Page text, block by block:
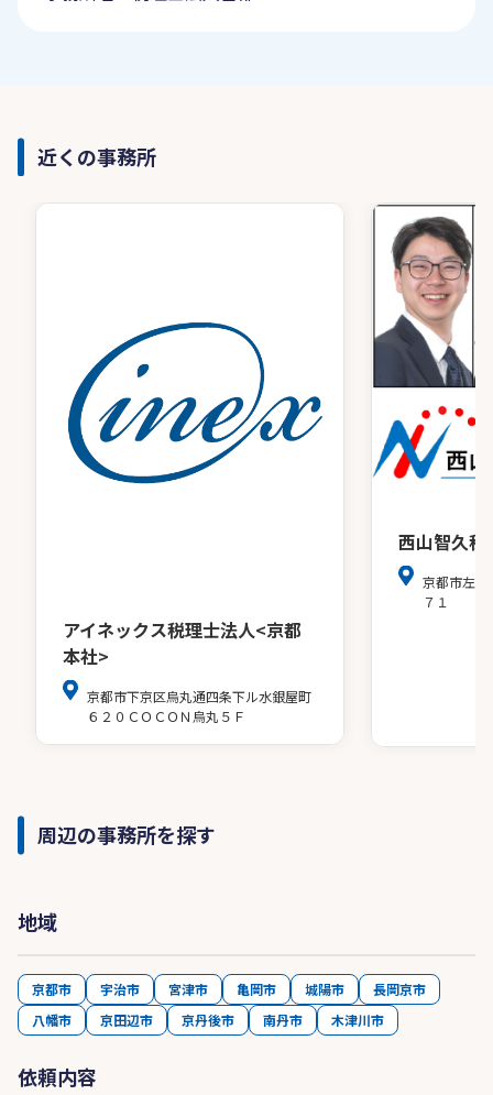
近くの事務所
アイネックス税理士法人<京都
本社>
京都市下京区烏丸通四条下ル水銀屋町
６２０ＣＯＣＯＮ烏丸５Ｆ
西山智久税
京都市左京
７１
周辺の事務所を探す
地域
京都市 宇治市 宮津市 亀岡市 城陽市
長岡京市
八幡市
京田辺市 京丹後市 南丹市 木津川市
依頼内容